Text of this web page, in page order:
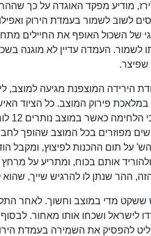
מודיע מפקד האוגדה על כך
לשוב לשמור בעמדת הירוק
של השכול האופף את החיילים
לשמור. העמדה עדיין לא מוגנה
שפיצר.
הירידה המוצפנת מגיעה למוצב,
פירוק המוצב. כל הציוד
מפוזרים בכל המוצב שהופך
על תום ההכנות לפיצוץ, ומקבל
אותם בכוח, ומתריע על
ההר שנתן לו להרגיש שייך,
ששקט מדי במוצב וחשוך. לאחר
לישראל ושכחו אותו מאחור.
להפסיק את השמירה בעמדת